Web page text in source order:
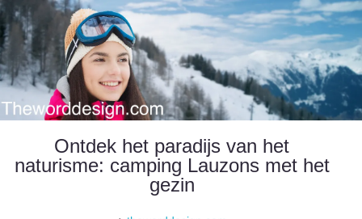
Ontdek het paradijs van het
naturisme: camping Lauzons met het
gezin